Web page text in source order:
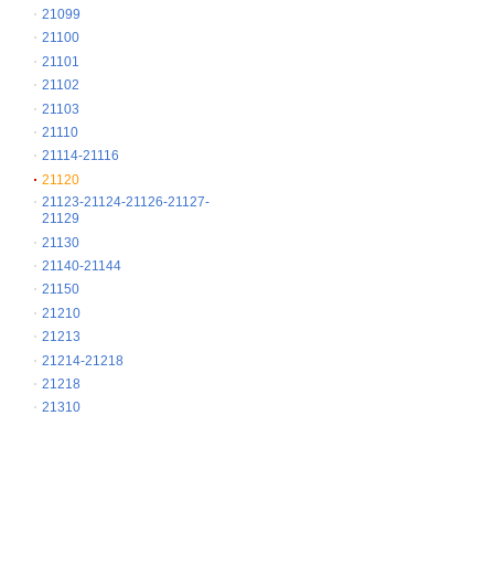
21099
21100
21101
21102
21103
21110
21114-21116
21120
21123-21124-21126-21127-
21129
21130
21140-21144
21150
21210
21213
21214-21218
21218
21310